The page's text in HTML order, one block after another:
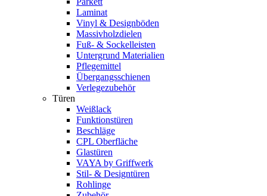
Laminat
Vinyl & Designböden
Massivholzdielen
Fuß- & Sockelleisten
Untergrund Materialien
Pflegemittel
Übergangsschienen
Verlegezubehör
Türen
Weißlack
Funktionstüren
Beschläge
CPL Oberfläche
Glastüren
VAYA by Griffwerk
Stil- & Designtüren
Rohlinge